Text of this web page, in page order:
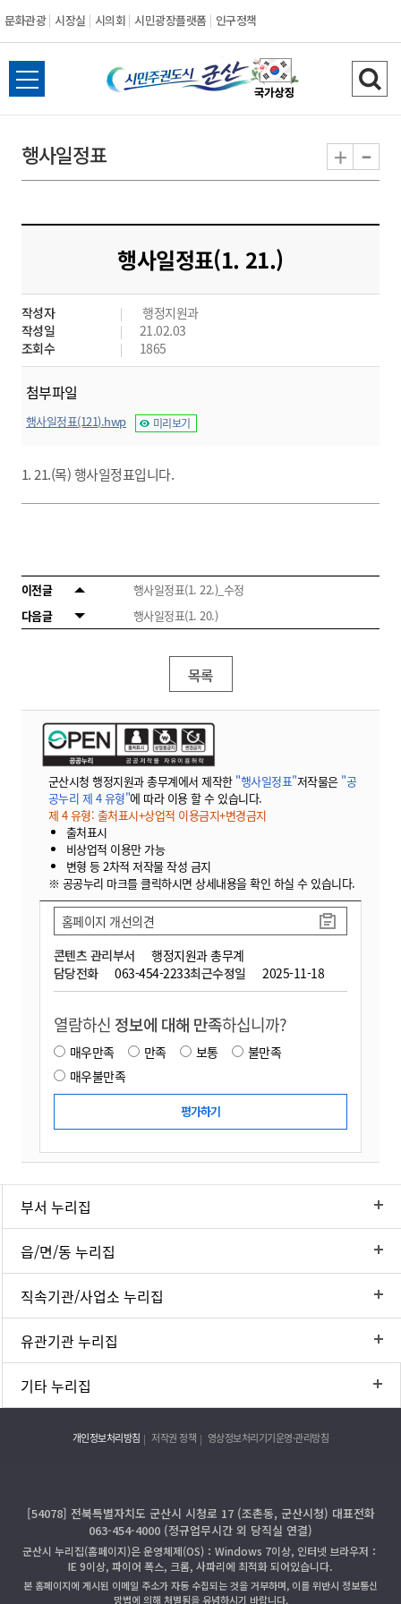
문화관광 시장실 시의회 시민광장플랫폼 인구정책
시
민
도
시
군
산
전
체
뉴
열
검
색
기
행사일정표 + -
행사일정표(1. 21.)
작성자
행정지원과
작성일
21.02.03
조회수
1865
첨부파일
행사일정표(121).hwp 미리보기
1. 21.(목) 행사일정표입니다.
이전글
행사일정표(1. 22.)_수정
다음글
행사일정표(1. 20.)
목록
군산시청 행정지원과 총무계에서 제작한 "행사일정표"저작물은 "공
공누리 제 4 유형"에 따라 이용 할 수 있습니다.
제 4 유형: 출처표시+상업적 이용금지+변경금지
출처표시
비상업적 이용만 가능
변형 등 2차적 저작물 작성 금지
※ 공공누리 마크를 클릭하시면 상세내용을 확인 하실 수 있습니다.
콘텐츠 관리부서
행정지원과 총무계
담당전화
063-454-2233최근수정일 2025-11-18
홈페이지 개선의견
열람하신 정보에 대해 만족하십니까?
매우만족 만족 보통
불만족
매우불만족
부서 누리집
읍/면/동 누리집
직속기관/사업소 누리집
유관기관 누리집
기타 누리집
개인정보처리방침 저작권 정책 영상정보처리기기운영·관리방침
[54078] 전북특별자치도 군산시 시청로 17 (조촌동, 군산시청) 대표전화
063-454-4000 (정규업무시간 외 당직실 연결)
군산시 누리집(홈페이지)은 운영체제(OS)：Windows 7이상, 인터넷 브라우저：
IE 9이상, 파이어 폭스, 크롬, 사파리에 최적화 되어있습니다.
본 홈페이지에 게시된 이메일 주소가 자동 수집되는 것을 거부하며, 이를 위반시 정보통신
망법에 의해 처벌됨을 유념하시기 바랍니다.